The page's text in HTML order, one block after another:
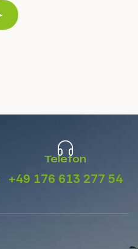
Telefon
+49 176 613 277 54